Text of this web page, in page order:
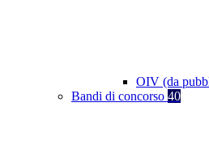
OIV (da
Bandi di concorso 40